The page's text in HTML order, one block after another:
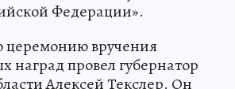
Федерации».
церемонию вручения
наград провел губернатор
Алексей Текслер. Он